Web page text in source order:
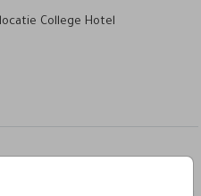
College Hotel
ook leuk